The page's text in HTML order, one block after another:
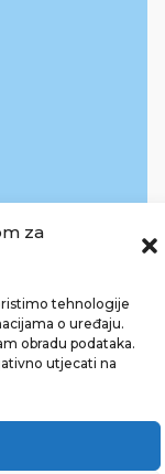
za
tehnologije
o uređaju.
obradu podataka.
utjecati na